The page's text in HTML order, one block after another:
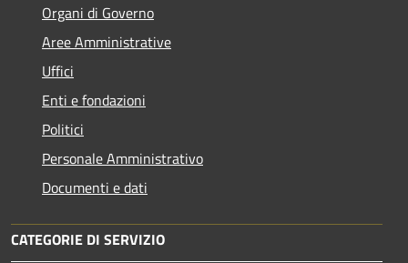
Organi di Governo
Aree Amministrative
Uffici
Enti e fondazioni
Politici
Personale Amministrativo
Documenti e dati
CATEGORIE DI SERVIZIO